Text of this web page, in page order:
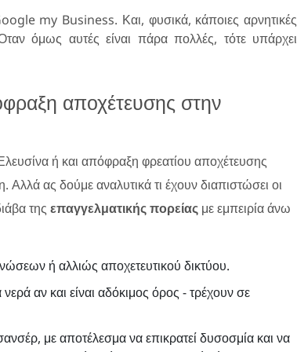
my Business. Και, φυσικά, κάποιες αρνητικές
όμως αυτές είναι πάρα πολλές, τότε υπάρχει
αποχέτευσης στην
ή και απόφραξη φρεατίου αποχέτευσης
ας δούμε αναλυτικά τι έχουν διαπιστώσει οι
της επαγγελματικής πορείας με εμπειρία άνω
ή αλλιώς αποχετευτικού δικτύου.
αν και είναι αδόκιμος όρος - τρέχουν σε
με αποτέλεσμα να επικρατεί δυσοσμία και να